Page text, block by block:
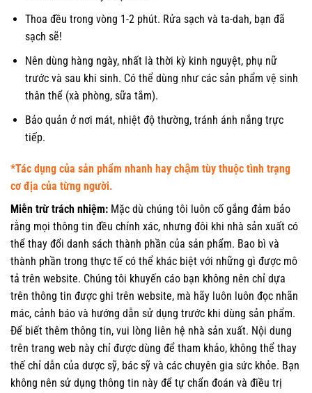
Thoa đều trong vòng 1-2 phút. Rửa sạch và ta-dah, bạn đã
sạch sẽ!
Nên dùng hàng ngày, nhất là thời kỳ kinh nguyệt, phụ nữ
trước và sau khi sinh. Có thể dùng như các sản phẩm vệ sinh
thân thể (xà phòng, sữa tắm).
Bảo quản ở nơi mát, nhiệt độ thường, tránh ánh nắng trực
tiếp.
*Tác dụng của sản phẩm nhanh hay chậm tùy thuộc tình trạng
cơ địa của từng người.
Miễn trừ trách nhiệm: Mặc dù chúng tôi luôn cố gắng đảm bảo
rằng mọi thông tin đều chính xác, nhưng đôi khi nhà sản xuất có
thể thay đổi danh sách thành phần của sản phẩm. Bao bì và
thành phần trong thực tế có thể khác biệt với những gì được mô
tả trên website. Chúng tôi khuyến cáo bạn không nên chỉ dựa
trên thông tin được ghi trên website, mà hãy luôn luôn đọc nhãn
mác, cảnh báo và hướng dẫn sử dụng trước khi dùng sản phẩm.
Để biết thêm thông tin, vui lòng liên hệ nhà sản xuất. Nội dung
trên trang web này chỉ được dùng để tham khảo, không thể thay
thế chỉ dẫn của dược sỹ, bác sỹ và các chuyên gia sức khỏe. Bạn
không nên sử dụng thông tin này để tự chẩn đoán và điều trị